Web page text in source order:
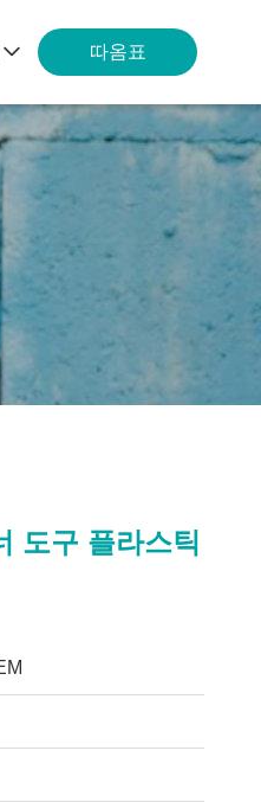
따옴표
도구 플라스틱